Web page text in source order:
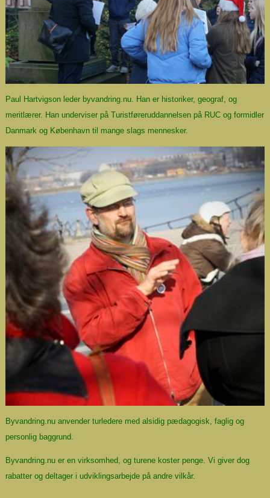
Paul Hartvigson leder byvandring.nu. Han er historiker, geograf, og
meritlærer. Han underviser på Turistføreruddannelsen på RUC og formidler
Danmark og København til mange slags mennesker.
Byvandring.nu anvender turledere med alsidig pædagogisk, faglig og
personlig baggrund.
Byvandring.nu er en virksomhed, og turene koster penge. Vi giver dog
rabatter og deltager i udviklingsarbejde på andre vilkår.